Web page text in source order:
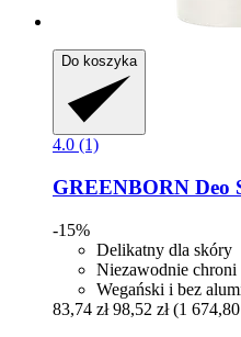
Do koszyka
4.0 (1)
GREENBORN Deo
-15%
Delikatny dla skóry
Niezawodnie chroni
Wegański i bez
83,74 zł 98,52 zł (1